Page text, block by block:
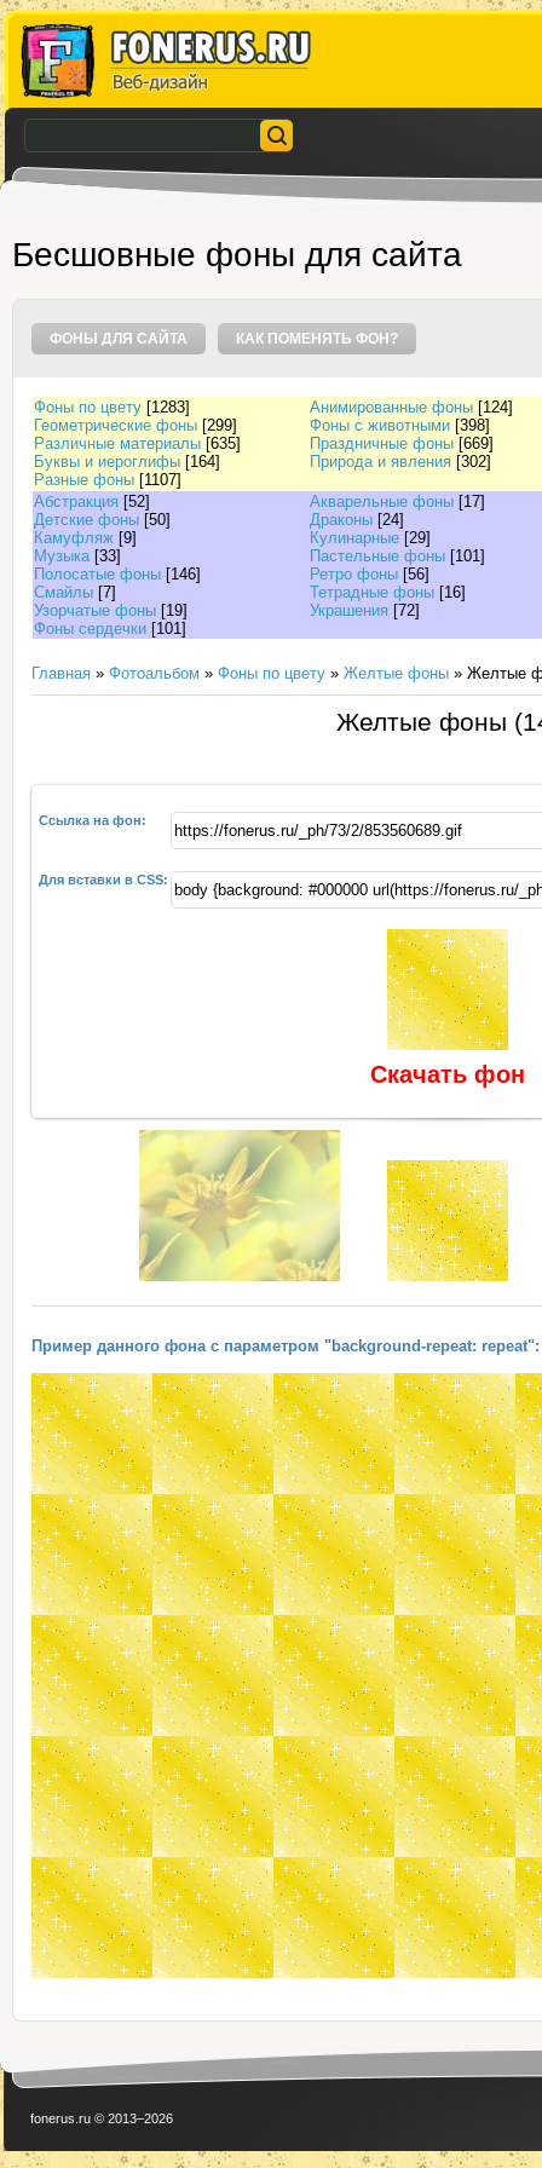
Бесшовные фоны для сайта
ФОНЫ ДЛЯ САЙТА КАК ПОМЕНЯТЬ ФОН?
Фоны по цвету [1283] Анимированные фоны [124]
Геометрические фоны [299] Фоны с животными [398]
Различные материалы [635] Праздничные фоны [669]
Буквы и иероглифы [164] Природа и явления [302]
Разные фоны [1107]
Абстракция [52] Акварельные фоны [17]
Детские фоны [50] Драконы [24]
Камуфляж [9] Кулинарные [29]
Музыка [33] Пастельные фоны [101]
Полосатые фоны [146] Ретро фоны [56]
Смайлы [7] Тетрадные фоны [16]
Узорчатые фоны [19] Украшения [72]
Фоны сердечки [101]
Главная » Фотоальбом » Фоны по цвету » Желтые фоны » Желтые
Желтые фоны
Ссылка на фон:
Для вставки в CSS:
Скачать фон
Пример данного фона с параметром "background-repeat: repeat":
fonerus.ru © 2013–2026